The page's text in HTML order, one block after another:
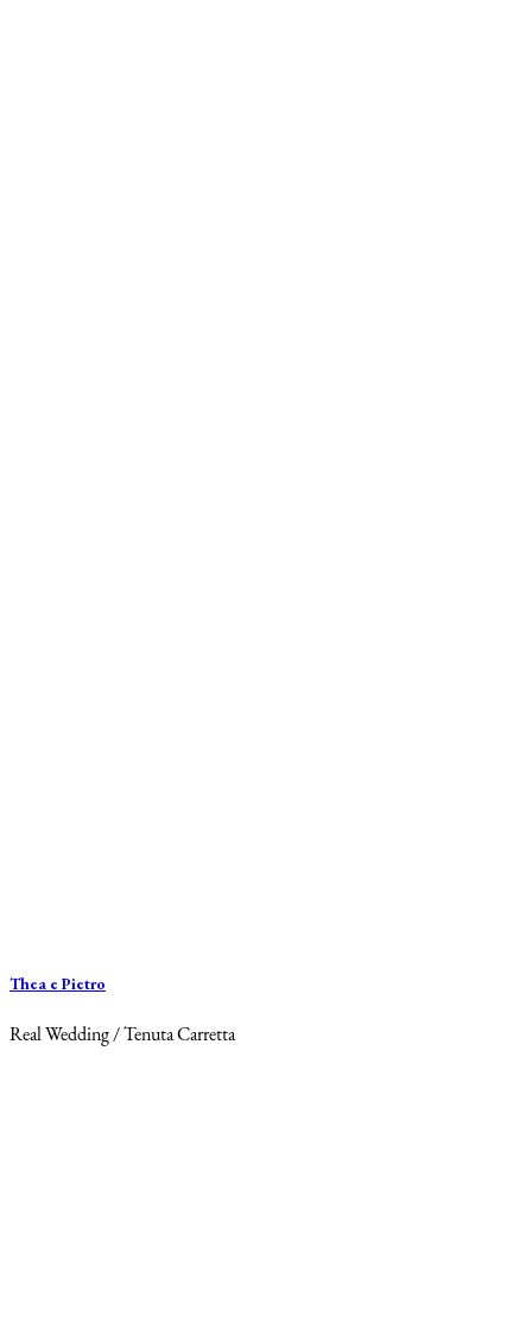
Thea e Pietro
Real Wedding / Tenuta Carretta